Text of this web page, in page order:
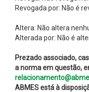
Revogada por: Não é
Altera: Não altera
Alterada por: Não é
Prezado associado,
a norma em questão,
ABMES está à